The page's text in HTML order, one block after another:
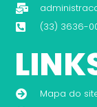
(33) 3636-
Mapa do